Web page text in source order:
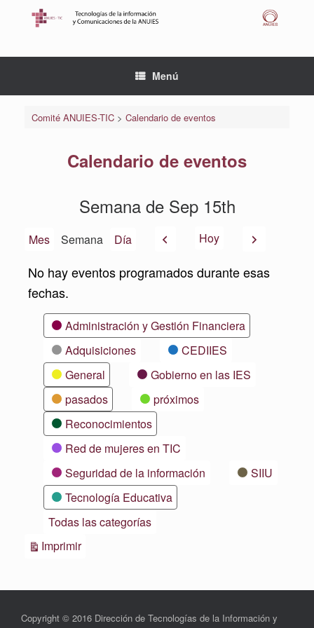
Menú
Comité ANUIES-TIC> Calendario de eventos
Calendario de eventos
Semana de Sep 15th
Mes Semana Día AnteriorHoy Siguiente
No hay eventos programados durante esas
fechas.
CategoríasAdministración y Gestión Financiera
Adquisiciones
CEDIIES
General
Gobierno en las IES
pasados
próximos
Reconocimientos
Red de mujeres en TIC
Seguridad de la información
SIIU
Tecnología Educativa
Todas las categorías
ImprimirVistas
Copyright © 2016 Dirección de Tecnologías de la Información y